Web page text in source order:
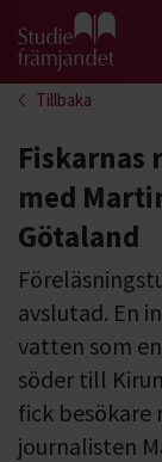
Gå till
Tillbaka
Fiskarnas
med
Götaland
avslutad. En
vatten som
söder till
fick
journalisten